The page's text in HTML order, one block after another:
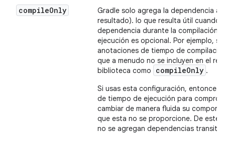
compileOnly
Gradle solo agrega la dependencia a
resultado). lo que resulta útil cuando
dependencia durante la compilación.
ejecución es opcional. Por ejemplo,
anotaciones de tiempo de
que a menudo no se incluyen en el
biblioteca como
compileOnly .
Si usas esta configuración,
de tiempo de ejecución para
cambiar de manera fluida su
que esta no se proporcione. De este
no se agregan dependencias